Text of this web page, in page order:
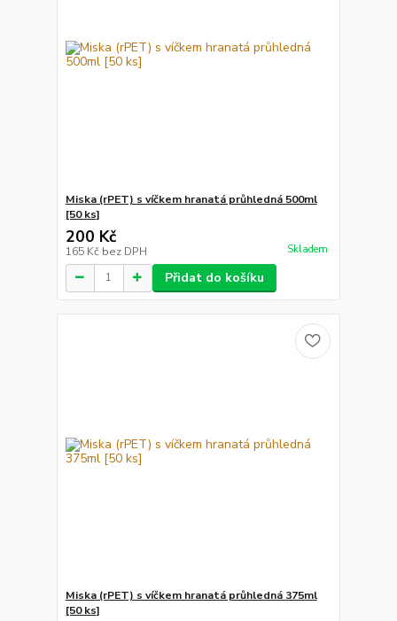
Miska (rPET) s víčkem hranatá průhledná 500ml
[50 ks]
200 Kč
165 Kč bez DPH Skladem
Přidat do košíku
Miska (rPET) s víčkem hranatá průhledná 375ml
[50 ks]